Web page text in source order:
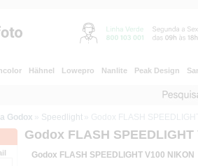
Hähnel Lowepro Nanlite Peak Design
Godox » Speedlight » Godox FLASH
Godox FLASH SPEEDLIGHT
Godox FLASH SPEEDLIGHT V100 NIKON